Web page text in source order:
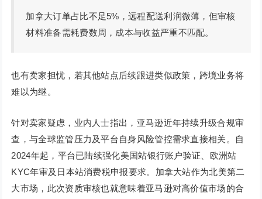
加拿大订单占比不足5%，远程配送利润微薄，但审核
材料准备需耗费数周，成本与收益严重不匹配。
也有卖家担忧，若其他站点后续跟进类似政策，跨境业务将
难以为继。
针对卖家疑虑，业内人士指出，亚马逊近年持续升级合规审
查，与全球监管压力及平台自身风险管控需求直接相关。自
2024年起，平台已陆续强化美国站银行账户验证、欧洲站
KYC年审及日本站消费税申报要求。加拿大站作为北美第二
大市场，此次资质审核也就意味着亚马逊对高价值市场的合